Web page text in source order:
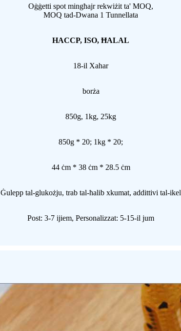
Oġġetti spot mingħajr rekwiżit ta' MOQ,
MOQ tad-Dwana 1 Tunnellata
HACCP, ISO, ĦALAL
18-il Xahar
borża
850g, 1kg, 25kg
850g * 20; 1kg * 20;
44 ċm * 38 ċm * 28.5 ċm
Ġulepp tal-glukożju, trab tal-ħalib xkumat, addittivi tal-ikel
Post: 3-7 ijiem, Personalizzat: 5-15-il jum